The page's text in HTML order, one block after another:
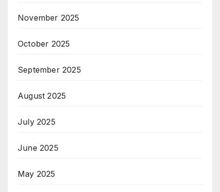
November 2025
October 2025
September 2025
August 2025
July 2025
June 2025
May 2025